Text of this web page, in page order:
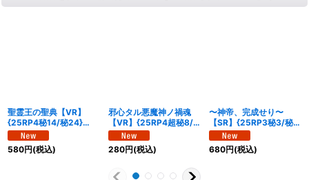
聖霊王の聖典【VR】
{25RP4秘14/秘24}
《多》
580円(税込)
邪心タル悪魔神ノ禍魂
【VR】{25RP4超秘8/
超秘10}《闇》
280円(税込)
〜神帝、完成せり〜
【SR】{25RP3秘3/秘
24}《水》
680円(税込)